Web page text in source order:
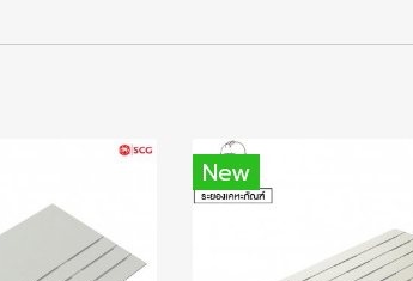
New